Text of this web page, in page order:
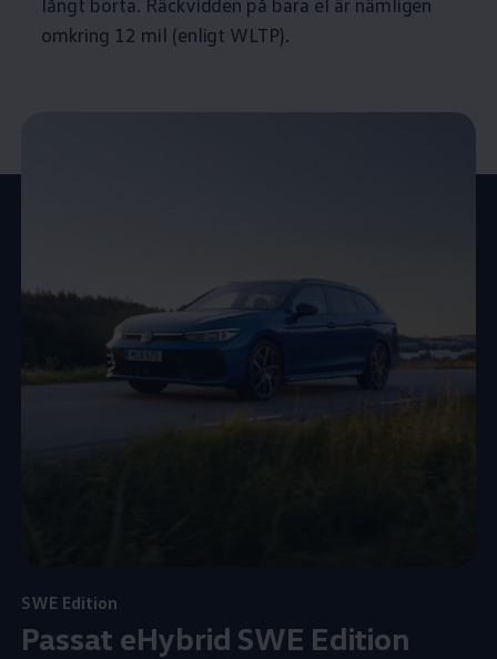
omkring 12 mil (enligt WLTP).
SWE Edition
Passat eHybrid SWE Edition